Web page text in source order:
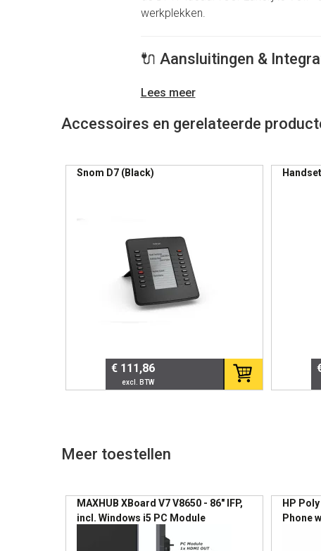
werkplekken.
🔌 Aansluitingen &
Power over Ethernet (PoE)
Compatibel met IP-PBX en
📞 Audio & Functionaliteit
HD-audio voor kristalheldere
Full-duplex speakerphone
4 SIP-accounts
Waarom belangrijk?
🎨 Design &
Compact bureauontwerp
Intuïtieve navigatie
Duidelijke menustructuur
Lees meer
Accessoires en gerelateerde
Snom D7 (Black)
€ 111,86
Paginering
Meer toestellen
MAXHUB XBoard V7 V8650 - 86" IFP,
incl. Windows i5 PC Module
HP
Phone
Paginering